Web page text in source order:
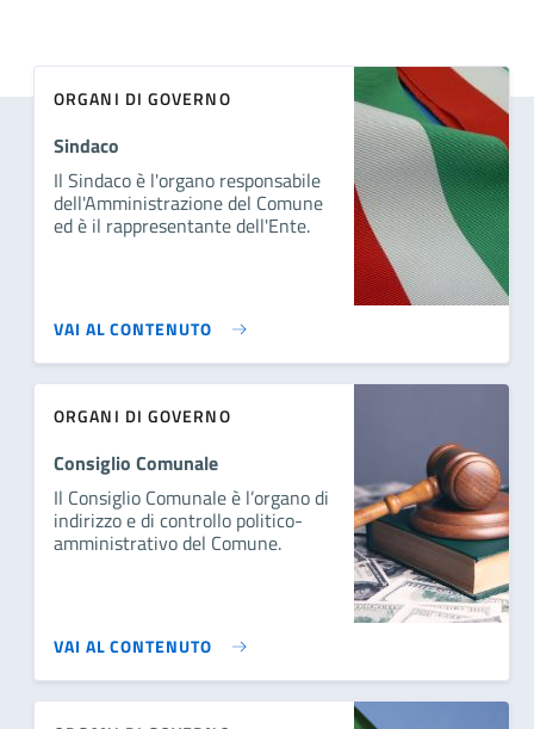
ORGANI DI GOVERNO
Sindaco
Il Sindaco è l'organo responsabile
dell'Amministrazione del Comune
ed è il rappresentante dell'Ente.
VAI AL CONTENUTO
ORGANI DI GOVERNO
Consiglio Comunale
Il Consiglio Comunale è l’organo di
indirizzo e di controllo politico-
amministrativo del Comune.
VAI AL CONTENUTO